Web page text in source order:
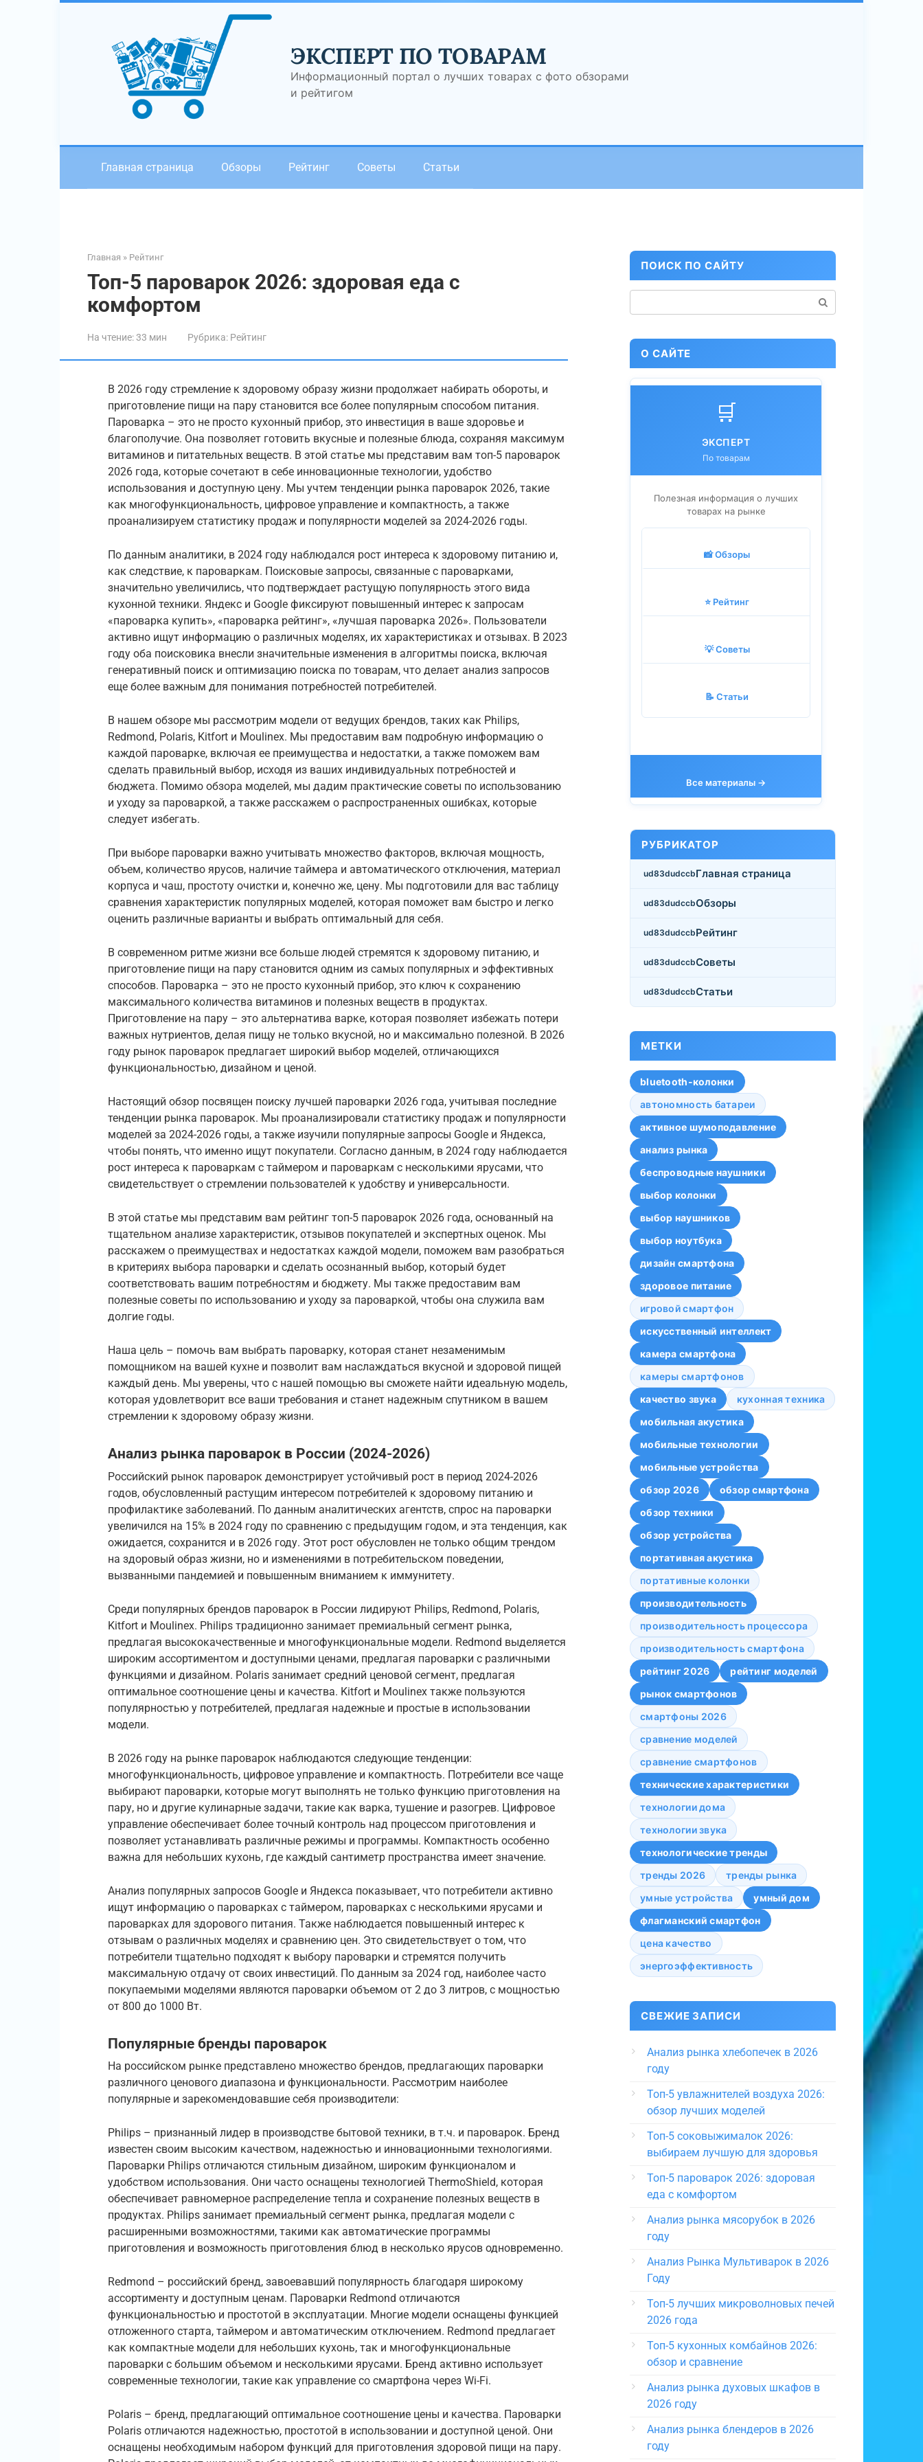
ЭКСПЕРТ ПО ТОВАРАМ
Информационный портал о лучших товарах с фото обзорами
и рейтигом
Главная страница Обзоры Рейтинг Советы Статьи
Главная » Рейтинг
Топ-5 пароварок 2026: здоровая еда с
комфортом
На чтение:33 мин Рубрика: Рейтинг
В 2026 году стремление к здоровому образу жизни продолжает набирать обороты, и
приготовление пищи на пару становится все более популярным способом питания.
Пароварка – это не просто кухонный прибор, это инвестиция в ваше здоровье и
благополучие. Она позволяет готовить вкусные и полезные блюда, сохраняя максимум
витаминов и питательных веществ. В этой статье мы представим вам топ-5 пароварок
2026 года, которые сочетают в себе инновационные технологии, удобство
использования и доступную цену. Мы учтем тенденции рынка пароварок 2026, такие
как многофункциональность, цифровое управление и компактность, а также
проанализируем статистику продаж и популярности моделей за 2024-2026 годы.
По данным аналитики, в 2024 году наблюдался рост интереса к здоровому питанию и,
как следствие, к пароваркам. Поисковые запросы, связанные с пароварками,
значительно увеличились, что подтверждает растущую популярность этого вида
кухонной техники. Яндекс и Google фиксируют повышенный интерес к запросам
«пароварка купить», «пароварка рейтинг», «лучшая пароварка 2026». Пользователи
активно ищут информацию о различных моделях, их характеристиках и отзывах. В 2023
году оба поисковика внесли значительные изменения в алгоритмы поиска, включая
генеративный поиск и оптимизацию поиска по товарам, что делает анализ запросов
еще более важным для понимания потребностей потребителей.
В нашем обзоре мы рассмотрим модели от ведущих брендов, таких как Philips,
Redmond, Polaris, Kitfort и Moulinex. Мы предоставим вам подробную информацию о
каждой пароварке, включая ее преимущества и недостатки, а также поможем вам
сделать правильный выбор, исходя из ваших индивидуальных потребностей и
бюджета. Помимо обзора моделей, мы дадим практические советы по использованию
и уходу за пароваркой, а также расскажем о распространенных ошибках, которые
следует избегать.
При выборе пароварки важно учитывать множество факторов, включая мощность,
объем, количество ярусов, наличие таймера и автоматического отключения, материал
корпуса и чаш, простоту очистки и, конечно же, цену. Мы подготовили для вас таблицу
сравнения характеристик популярных моделей, которая поможет вам быстро и легко
оценить различные варианты и выбрать оптимальный для себя.
В современном ритме жизни все больше людей стремятся к здоровому питанию, и
приготовление пищи на пару становится одним из самых популярных и эффективных
способов. Пароварка – это не просто кухонный прибор, это ключ к сохранению
максимального количества витаминов и полезных веществ в продуктах.
Приготовление на пару – это альтернатива варке, которая позволяет избежать потери
важных нутриентов, делая пищу не только вкусной, но и максимально полезной. В 2026
году рынок пароварок предлагает широкий выбор моделей, отличающихся
функциональностью, дизайном и ценой.
Настоящий обзор посвящен поиску лучшей пароварки 2026 года, учитывая последние
тенденции рынка пароварок. Мы проанализировали статистику продаж и популярности
моделей за 2024-2026 годы, а также изучили популярные запросы Google и Яндекса,
чтобы понять, что именно ищут покупатели. Согласно данным, в 2024 году наблюдается
рост интереса к пароваркам с таймером и пароваркам с несколькими ярусами, что
свидетельствует о стремлении пользователей к удобству и универсальности.
В этой статье мы представим вам рейтинг топ-5 пароварок 2026 года, основанный на
тщательном анализе характеристик, отзывов покупателей и экспертных оценок. Мы
расскажем о преимуществах и недостатках каждой модели, поможем вам разобраться
в критериях выбора пароварки и сделать осознанный выбор, который будет
соответствовать вашим потребностям и бюджету. Мы также предоставим вам
полезные советы по использованию и уходу за пароваркой, чтобы она служила вам
долгие годы.
Наша цель – помочь вам выбрать пароварку, которая станет незаменимым
помощником на вашей кухне и позволит вам наслаждаться вкусной и здоровой пищей
каждый день. Мы уверены, что с нашей помощью вы сможете найти идеальную модель,
которая удовлетворит все ваши требования и станет надежным спутником в вашем
стремлении к здоровому образу жизни.
Анализ рынка пароварок в России (2024-2026)
Российский рынок пароварок демонстрирует устойчивый рост в период 2024-2026
годов, обусловленный растущим интересом потребителей к здоровому питанию и
профилактике заболеваний. По данным аналитических агентств, спрос на пароварки
увеличился на 15% в 2024 году по сравнению с предыдущим годом, и эта тенденция, как
ожидается, сохранится и в 2026 году. Этот рост обусловлен не только общим трендом
на здоровый образ жизни, но и изменениями в потребительском поведении,
вызванными пандемией и повышенным вниманием к иммунитету.
Среди популярных брендов пароварок в России лидируют Philips, Redmond, Polaris,
Kitfort и Moulinex. Philips традиционно занимает премиальный сегмент рынка,
предлагая высококачественные и многофункциональные модели. Redmond выделяется
широким ассортиментом и доступными ценами, предлагая пароварки с различными
функциями и дизайном. Polaris занимает средний ценовой сегмент, предлагая
оптимальное соотношение цены и качества. Kitfort и Moulinex также пользуются
популярностью у потребителей, предлагая надежные и простые в использовании
модели.
В 2026 году на рынке пароварок наблюдаются следующие тенденции:
многофункциональность, цифровое управление и компактность. Потребители все чаще
выбирают пароварки, которые могут выполнять не только функцию приготовления на
пару, но и другие кулинарные задачи, такие как варка, тушение и разогрев. Цифровое
управление обеспечивает более точный контроль над процессом приготовления и
позволяет устанавливать различные режимы и программы. Компактность особенно
важна для небольших кухонь, где каждый сантиметр пространства имеет значение.
Анализ популярных запросов Google и Яндекса показывает, что потребители активно
ищут информацию о пароварках с таймером, пароварках с несколькими ярусами и
пароварках для здорового питания. Также наблюдается повышенный интерес к
отзывам о различных моделях и сравнению цен. Это свидетельствует о том, что
потребители тщательно подходят к выбору пароварки и стремятся получить
максимальную отдачу от своих инвестиций. По данным за 2024 год, наиболее часто
покупаемыми моделями являются пароварки объемом от 2 до 3 литров, с мощностью
от 800 до 1000 Вт.
Популярные бренды пароварок
На российском рынке представлено множество брендов, предлагающих пароварки
различного ценового диапазона и функциональности. Рассмотрим наиболее
популярные и зарекомендовавшие себя производители:
Philips – признанный лидер в производстве бытовой техники, в т.ч. и пароварок. Бренд
известен своим высоким качеством, надежностью и инновационными технологиями.
Пароварки Philips отличаются стильным дизайном, широким функционалом и
удобством использования. Они часто оснащены технологией ThermoShield, которая
обеспечивает равномерное распределение тепла и сохранение полезных веществ в
продуктах. Philips занимает премиальный сегмент рынка, предлагая модели с
расширенными возможностями, такими как автоматические программы
приготовления и возможность приготовления блюд в несколько ярусов одновременно.
Redmond – российский бренд, завоевавший популярность благодаря широкому
ассортименту и доступным ценам. Пароварки Redmond отличаются
функциональностью и простотой в эксплуатации. Многие модели оснащены функцией
отложенного старта, таймером и автоматическим отключением. Redmond предлагает
как компактные модели для небольших кухонь, так и многофункциональные
пароварки с большим объемом и несколькими ярусами. Бренд активно использует
современные технологии, такие как управление со смартфона через Wi-Fi.
Polaris – бренд, предлагающий оптимальное соотношение цены и качества. Пароварки
Polaris отличаются надежностью, простотой в использовании и доступной ценой. Они
оснащены необходимым набором функций для приготовления здоровой пищи на пару.
ПОИСК ПО САЙТУ
О САЙТЕ
🛒
ЭКСПЕРТ
По товарам
Полезная информация о лучших
товарах на рынке
📸 Обзоры
⭐ Рейтинг
💡 Советы
📝 Статьи
Все материалы →
РУБРИКАТОР
Главная страница
Обзоры
Рейтинг
Советы
Статьи
МЕТКИ
bluetooth-колонки
автономность батареи
активное шумоподавление
анализ рынка
беспроводные наушники
выбор колонки
выбор наушников
выбор ноутбука
дизайн смартфона
здоровое питание
игровой смартфон
искусственный интеллект
камера смартфона
камеры смартфонов
качество звука
кухонная техника
мобильная акустика
мобильные технологии
мобильные устройства
обзор 2026
обзор смартфона
обзор техники
обзор устройства
портативная акустика
портативные колонки
производительность
производительность процессора
производительность смартфона
рейтинг 2026
рейтинг моделей
рынок смартфонов
смартфоны 2026
сравнение моделей
сравнение смартфонов
технические характеристики
технологии дома
технологии звука
технологические тренды
тренды 2026
тренды рынка
умные устройства
умный дом
флагманский смартфон
цена качество
энергоэффективность
СВЕЖИЕ ЗАПИСИ
Анализ рынка хлебопечек в 2026
году
Топ-5 увлажнителей воздуха 2026:
обзор лучших моделей
Топ-5 соковыжималок 2026:
выбираем лучшую для здоровья
Топ-5 пароварок 2026: здоровая
еда с комфортом
Анализ рынка мясорубок в 2026
году
Анализ Рынка Мультиварок в 2026
Году
Топ-5 лучших микроволновых печей
2026 года
Топ-5 кухонных комбайнов 2026:
обзор и сравнение
Анализ рынка духовых шкафов в
2026 году
Анализ рынка блендеров в 2026
году